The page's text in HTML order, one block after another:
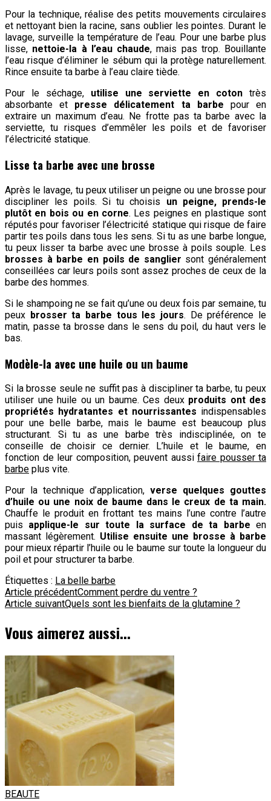
Pour la technique, réalise des petits mouvements circulaires
et nettoyant bien la racine, sans oublier les pointes. Durant le
lavage, surveille la température de l’eau. Pour une barbe plus
lisse, nettoie-la à l’eau chaude, mais pas trop. Bouillante
l’eau risque d’éliminer le sébum qui la protège naturellement.
Rince ensuite ta barbe à l’eau claire tiède.
Pour le séchage, utilise une serviette en coton très
absorbante et presse délicatement ta barbe pour en
extraire un maximum d’eau. Ne frotte pas ta barbe avec la
serviette, tu risques d’emmêler les poils et de favoriser
l’électricité statique.
Lisse ta barbe avec une brosse
Après le lavage, tu peux utiliser un peigne ou une brosse pour
discipliner les poils. Si tu choisis un peigne, prends-le
plutôt en bois ou en corne. Les peignes en plastique sont
réputés pour favoriser l’électricité statique qui risque de faire
partir tes poils dans tous les sens. Si tu as une barbe longue,
tu peux lisser ta barbe avec une brosse à poils souple. Les
brosses à barbe en poils de sanglier sont généralement
conseillées car leurs poils sont assez proches de ceux de la
barbe des hommes.
Si le shampoing ne se fait qu’une ou deux fois par semaine, tu
peux brosser ta barbe tous les jours. De préférence le
matin, passe ta brosse dans le sens du poil, du haut vers le
bas.
Modèle-la avec une huile ou un baume
Si la brosse seule ne suffit pas à discipliner ta barbe, tu peux
utiliser une huile ou un baume. Ces deux produits ont des
propriétés hydratantes et nourrissantes indispensables
pour une belle barbe, mais le baume est beaucoup plus
structurant. Si tu as une barbe très indisciplinée, on te
conseille de choisir ce dernier. L’huile et le baume, en
fonction de leur composition, peuvent aussi faire pousser ta
barbe plus vite.
Pour la technique d’application, verse quelques gouttes
d’huile ou une noix de baume dans le creux de ta main.
Chauffe le produit en frottant tes mains l’une contre l’autre
puis applique-le sur toute la surface de ta barbe en
massant légèrement. Utilise ensuite une brosse à barbe
pour mieux répartir l’huile ou le baume sur toute la longueur du
poil et pour structurer ta barbe.
Étiquettes : La belle barbe
Navigation
d'article
Article précédentComment perdre du ventre ?
Article suivantQuels sont les bienfaits de la glutamine ?
Vous aimerez aussi...
BEAUTE